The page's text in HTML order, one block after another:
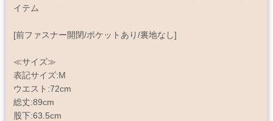
イテム
[前ファスナー開閉/ポケットあり/裏地なし]
≪サイズ≫
表記サイズ:M
ウエスト:72cm
総丈:89cm
股下:63.5cm